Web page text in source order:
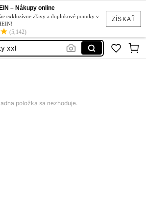
ZÍSKAŤ
– Nákupy online
exkluzívne zľavy a doplnkové ponuky v
(5,142)
xxl
položka sa nezhoduje.